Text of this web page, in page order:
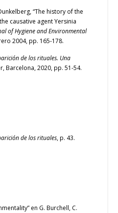
“The history of the
causative agent Yersinia
of Hygiene and Environmental
2004, pp. 165-178.
de los rituales. Una
Barcelona, 2020, pp. 51-54.
de los rituales, p. 43.
en G. Burchell, C.